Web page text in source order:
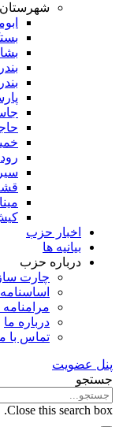
شهرستان
اخبار حزب
بیانیه ها
درباره حزب
چارت
درباره ما
تماس با
پنل عضویت
جستجو
Close this search box.